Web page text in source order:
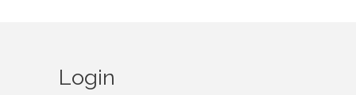
Login